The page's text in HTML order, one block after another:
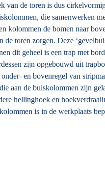
van de toren is dus
die samenwerken
kolommen de bomen naar
toren zorgen. Deze
dit geheel is een trap met
zijn opgebouwd uit
en bovenregel van
aan de buiskolommen zijn
hellinghoek en
is in de werkplaats